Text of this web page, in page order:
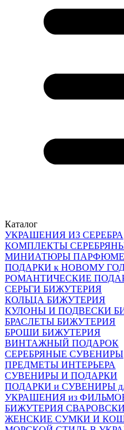
Каталог
УКРАШЕНИЯ ИЗ СЕРЕБРА
КОМПЛЕКТЫ
МИНИАТЮРЫ
ПОДАРКИ к НОВОМУ
РОМАНТИЧЕСКИЕ
СЕРЬГИ БИЖУТЕРИЯ
КОЛЬЦА БИЖУТЕРИЯ
КУЛОНЫ И ПОДВЕСКИ
БРАСЛЕТЫ БИЖУТЕРИЯ
БРОШИ БИЖУТЕРИЯ
ВИНТАЖНЫЙ ПОДАРОК
СЕРЕБРЯНЫЕ СУВЕНИРЫ
ПРЕДМЕТЫ ИНТЕРЬЕРА
СУВЕНИРЫ И ПОДАРКИ
ПОДАРКИ и СУВЕНИРЫ
УКРАШЕНИЯ из
БИЖУТЕРИЯ СВАРОВСКИ
ЖЕНСКИЕ СУМКИ И